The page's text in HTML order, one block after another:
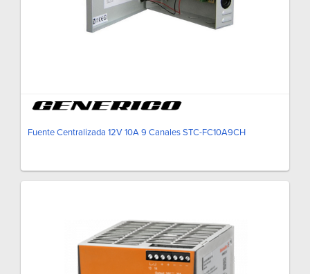
Fuente Centralizada 12V 10A 9 Canales STC-FC10A9CH